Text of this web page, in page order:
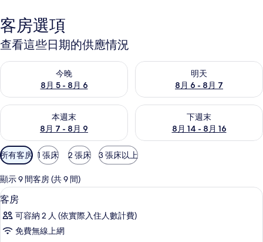
客房選項
查看這些日期的供應情況
今晚
8月 5 - 8月 6
查看今晚 (8月 5 - 8月 6) 的供應情況
明天
8月 6 - 8月 7
查看明天 (8月 6 - 8月 7) 的供
本週末
8月 7 - 8月 9
查看本週末 (8月 7 - 8月 9) 的供應情況
下週末
8月 14 - 8月 16
查看下週末 (8月 14 - 8月 16)
可
用
的
客
房
篩
選
所有客房 1 張床 2 張床 3 張床以上
顯示 9 間客房 (共 9 間)
顯
示
客
高級寢具、客房內保險箱、隔音、熨
9
客房
可容納 2 人 (依實際入住人數計費)
免費無線上網